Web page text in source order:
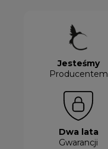
Jesteśmy
Producentem
Dwa lata
Gwarancji